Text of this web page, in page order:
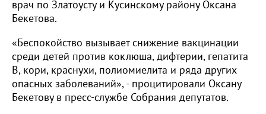
врач по Златоусту и Кусинскому району Оксана
Бекетова.
«Беспокойство вызывает снижение вакцинации
среди детей против коклюша, дифтерии, гепатита
B, кори, краснухи, полиомиелита и ряда других
опасных заболеваний», - процитировали Оксану
Бекетову в пресс-службе Собрания депутатов.